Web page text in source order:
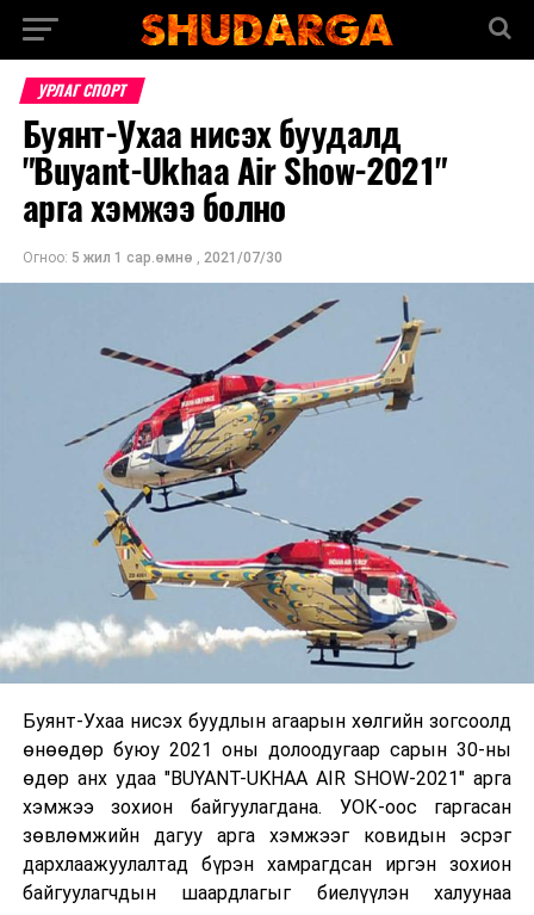
УРЛАГ СПОРТ
Буянт-Ухаа нисэх буудалд
"Buyant-Ukhaa Air Show-2021"
арга хэмжээ болно
Огноо: 5 жил 1 сар.өмнө , 2021/07/30
Буянт-Ухаа нисэх буудлын агаарын хөлгийн зогсоолд
өнөөдөр буюу 2021 оны долоодугаар сарын 30-ны
өдөр анх удаа "BUYANT-UKHAA AIR SHOW-2021" арга
хэмжээ зохион байгуулагдана. УОК-оос гаргасан
зөвлөмжийн дагуу арга хэмжээг ковидын эсрэг
дархлаажуулалтад бүрэн хамрагдсан иргэн зохион
байгуулагчдын шаардлагыг биелүүлэн халуунаа